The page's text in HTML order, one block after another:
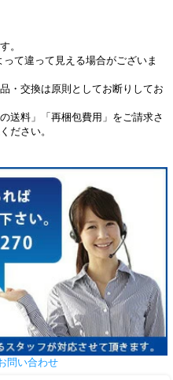
。
て違って見える場合がございま
・交換は原則としてお断りしてお
送料」「再梱包費用」をご請求さ
ださい。
問い合わせ